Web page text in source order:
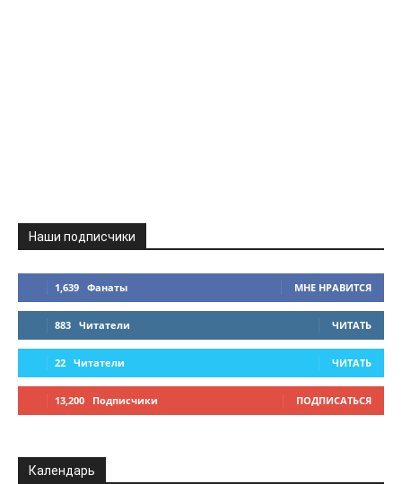
Наши подписчики
1,639 Фанаты МНЕ НРАВИТСЯ
883 Читатели ЧИТАТЬ
22 Читатели ЧИТАТЬ
13,200 Подписчики ПОДПИСАТЬСЯ
Календарь